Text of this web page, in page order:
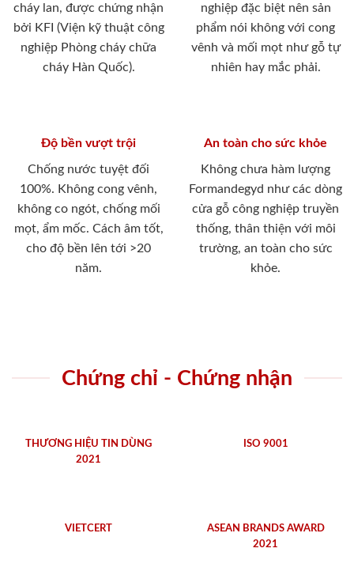
cháy lan, được chứng nhận
bởi KFI (Viện kỹ thuật công
nghiệp Phòng cháy chữa
cháy Hàn Quốc).
nghiệp đặc biệt nên sản
phẩm nói không với cong
vênh và mối mọt như gỗ tự
nhiên hay mắc phải.
Độ bền vượt trội
Chống nước tuyệt đối
100%. Không cong vênh,
không co ngót, chống mối
mọt, ẩm mốc. Cách âm tốt,
cho độ bền lên tới >20
năm.
An toàn cho sức khỏe
Không chưa hàm lượng
Formandegyd như các dòng
cửa gỗ công nghiệp truyền
thống, thân thiện với môi
trường, an toàn cho sức
khỏe.
Chứng chỉ - Chứng nhận
THƯƠNG HIỆU TIN DÙNG
2021
ISO 9001
VIETCERT
ASEAN BRANDS AWARD
2021